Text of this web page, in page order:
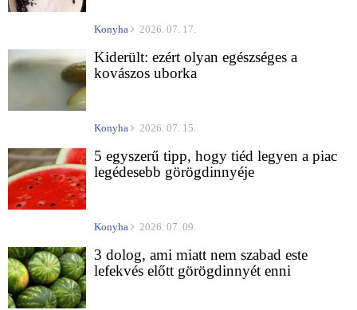
Konyha 2026. 07. 17.
Kiderült: ezért olyan egészséges a
kovászos uborka
Konyha 2026. 07. 15.
5 egyszerű tipp, hogy tiéd legyen a piac
legédesebb görögdinnyéje
Konyha 2026. 07. 09.
3 dolog, ami miatt nem szabad este
lefekvés előtt görögdinnyét enni